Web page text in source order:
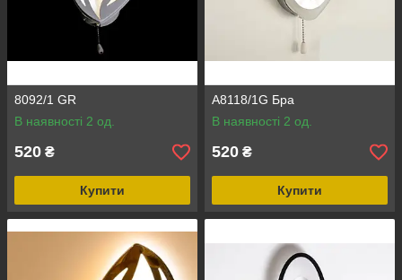
8092/1 GR
В наявності 2 од.
520 ₴
Купити
A8118/1G Бра
В наявності 2 од.
520 ₴
Купити